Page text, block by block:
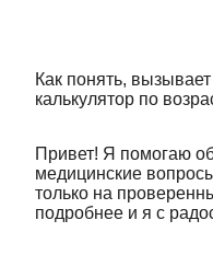
Как понять,
калькулятор по
Привет! Я помогаю
медицинские
только на
подробнее и я с